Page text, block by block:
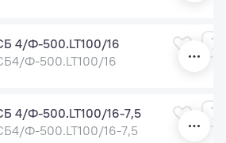
4/Ф-500.LT100/16
Ф-500.LT100/16
4/Ф-500.LT100/16-7,5
Ф-500.LT100/16-7,5